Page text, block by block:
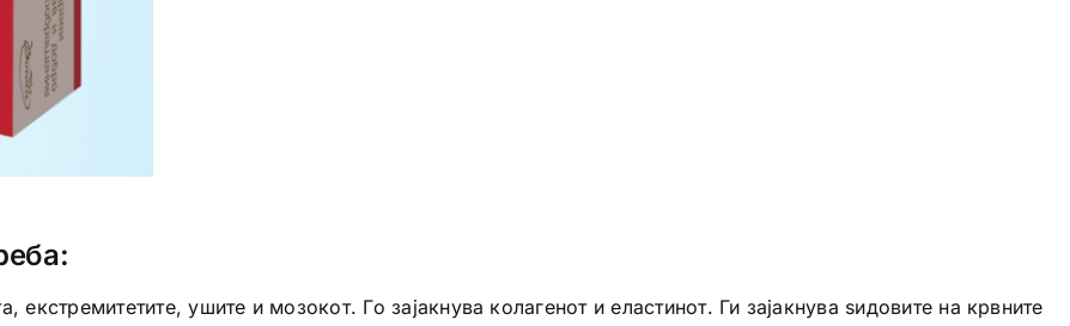
ушите и мозокот. Го зајакнува колагенот и еластинот. Ги зајакнува ѕидовите на крвните